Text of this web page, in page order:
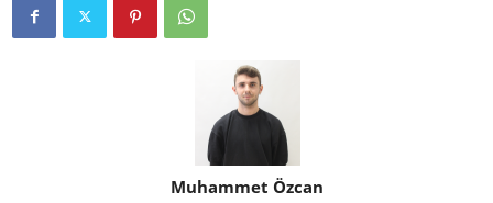
Muhammet Özcan